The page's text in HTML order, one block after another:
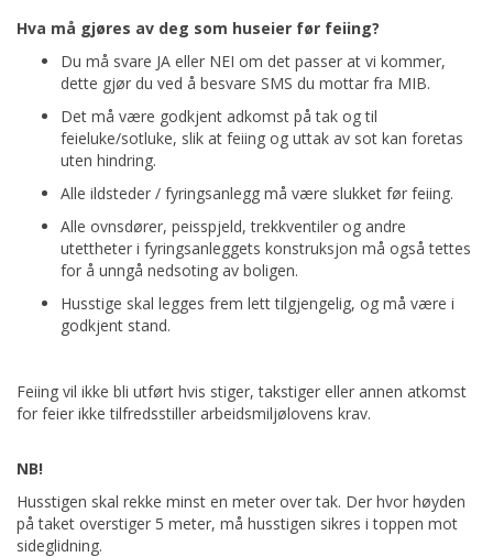
Hva må gjøres av deg som huseier før feiing?
Du må svare JA eller NEI om det passer at vi kommer,
dette gjør du ved å besvare SMS du mottar fra MIB.
Det må være godkjent adkomst på tak og til
feieluke/sotluke, slik at feiing og uttak av sot kan foretas
uten hindring.
Alle ildsteder / fyringsanlegg må være slukket før feiing.
Alle ovnsdører, peisspjeld, trekkventiler og andre
utettheter i fyringsanleggets konstruksjon må også tettes
for å unngå nedsoting av boligen.
Husstige skal legges frem lett tilgjengelig, og må være i
godkjent stand.
Feiing vil ikke bli utført hvis stiger, takstiger eller annen atkomst
for feier ikke tilfredsstiller arbeidsmiljølovens krav.
NB!
Husstigen skal rekke minst en meter over tak. Der hvor høyden
på taket overstiger 5 meter, må husstigen sikres i toppen mot
sideglidning.